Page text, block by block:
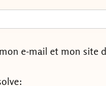
e-mail et mon site